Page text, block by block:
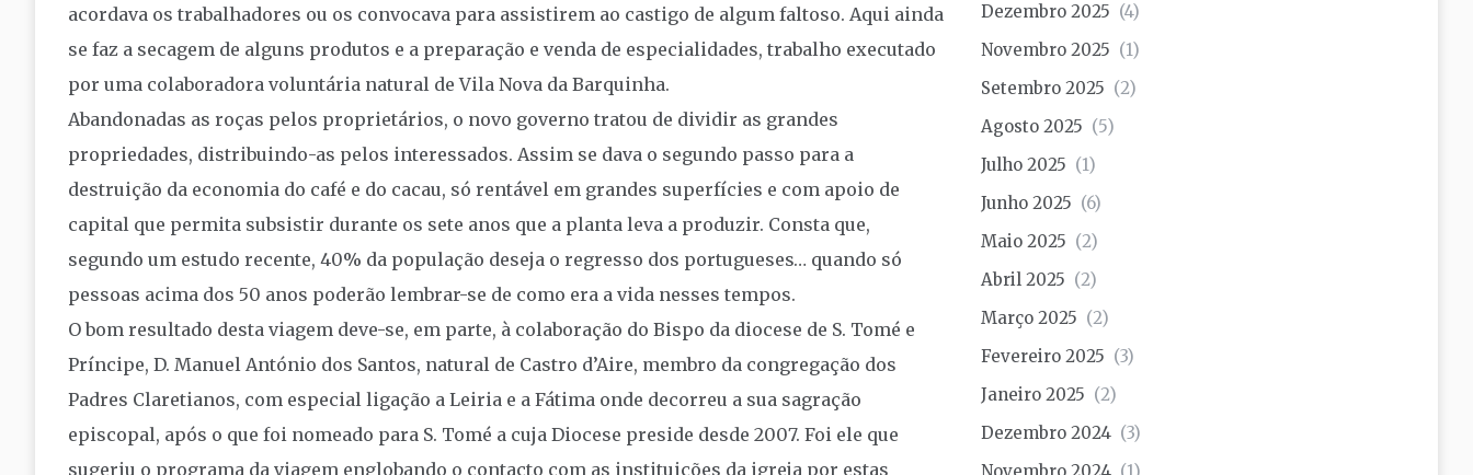
acordava os trabalhadores ou os convocava para assistirem ao castigo de algum faltoso. Aqui ainda
se faz a secagem de alguns produtos e a preparação e venda de especialidades, trabalho executado
por uma colaboradora voluntária natural de Vila Nova da Barquinha.
Abandonadas as roças pelos proprietários, o novo governo tratou de dividir as grandes
propriedades, distribuindo-as pelos interessados. Assim se dava o segundo passo para a
destruição da economia do café e do cacau, só rentável em grandes superfícies e com apoio de
capital que permita subsistir durante os sete anos que a planta leva a produzir. Consta que,
segundo um estudo recente, 40% da população deseja o regresso dos portugueses… quando só
pessoas acima dos 50 anos poderão lembrar-se de como era a vida nesses tempos.
O bom resultado desta viagem deve-se, em parte, à colaboração do Bispo da diocese de S. Tomé e
Príncipe, D. Manuel António dos Santos, natural de Castro d’Aire, membro da congregação dos
Padres Claretianos, com especial ligação a Leiria e a Fátima onde decorreu a sua sagração
episcopal, após o que foi nomeado para S. Tomé a cuja Diocese preside desde 2007. Foi ele que
sugeriu o programa da viagem englobando o contacto com as instituições da igreja por estas
Dezembro 2025 (4)
Novembro 2025 (1)
Setembro 2025 (2)
Agosto 2025 (5)
Julho 2025 (1)
Junho 2025 (6)
Maio 2025 (2)
Abril 2025 (2)
Março 2025 (2)
Fevereiro 2025 (3)
Janeiro 2025 (2)
Dezembro 2024 (3)